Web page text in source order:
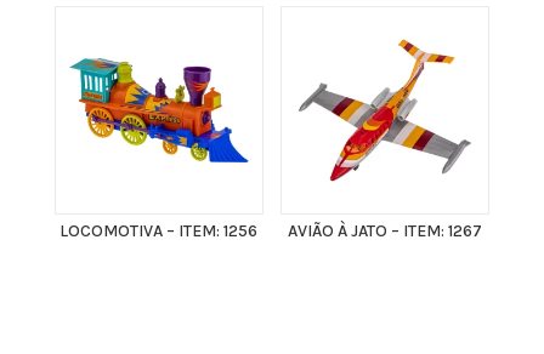
LOCOMOTIVA – ITEM: 1256 AVIÃO À JATO – ITEM: 1267